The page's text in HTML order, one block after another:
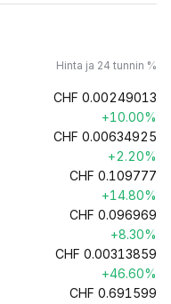
Hinta ja 24 tunnin %
CHF 0.00249013
+10.00%
CHF 0.00634925
+2.20%
CHF 0.109777
+14.80%
CHF 0.096969
+8.30%
CHF 0.00313859
+46.60%
CHF 0.691599